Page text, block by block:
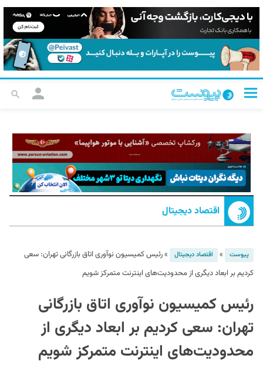
اقتصاد دیجیتال
پیوست » اقتصاد دیجیتال »رئیس کمیسیون نوآوری اتاق بازرگانی تهران: سعی
کردیم بر ابعاد دیگری از محدودیت‌های اینترنت متمرکز شویم
رئیس کمیسیون نوآوری اتاق بازرگانی
تهران: سعی کردیم بر ابعاد دیگری از
محدودیت‌های اینترنت متمرکز شویم